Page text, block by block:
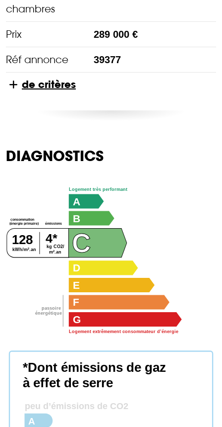
chambres
Prix 289 000 €
Réf annonce 39377
de critères
DIAGNOSTICS
consommation
(énergie primaire)
émissions
kg CO2/
m².an
kWh/m².an
128 4*
passoire
énergétique
G
Logement extrêmement consommateur d’énergie
F
E
D
C
B
A
Logement très performant
*Dont émissions de gaz
à effet de serre
peu d’émissions de CO2
A